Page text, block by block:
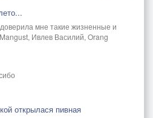
мне такие жизненные и
Ивлев Василий, Orang
открылася пивная